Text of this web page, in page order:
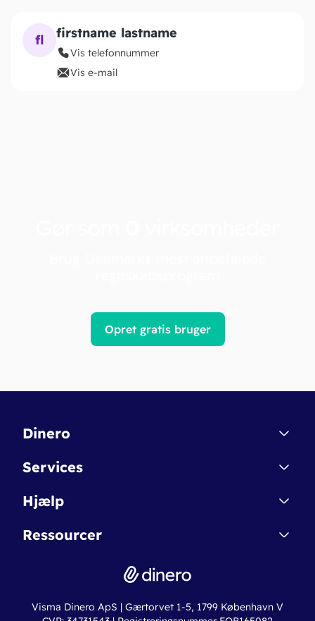
fl firstname lastname
Vis telefonnummer
Vis e-mail
Opret gratis bruger
Dinero
Kontakt
Betingelser & Sikkerhed
Nye funktioner
Services
Dinero Starter
Dinero Pro
Erhvervslån
Hjælp
Regnskabsordbogen
Online regnskabskurser
Ressourcer
Ny virksomhed
Visma Dinero ApS | Gærtorvet 1-5, 1799 København V